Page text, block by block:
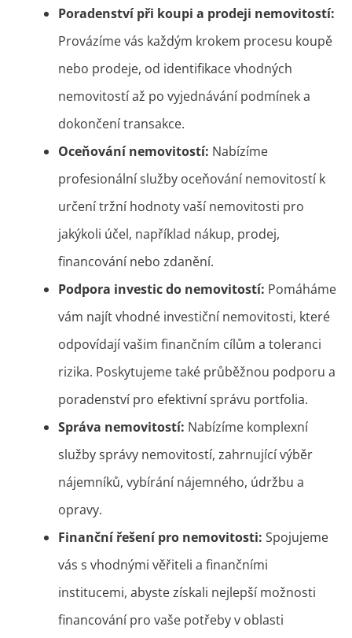
Poradenství při koupi a prodeji nemovitostí:
Provázíme vás každým krokem procesu koupě
nebo prodeje, od identifikace vhodných
nemovitostí až po vyjednávání podmínek a
dokončení transakce.
Oceňování nemovitostí: Nabízíme
profesionální služby oceňování nemovitostí k
určení tržní hodnoty vaší nemovitosti pro
jakýkoli účel, například nákup, prodej,
financování nebo zdanění.
Podpora investic do nemovitostí: Pomáháme
vám najít vhodné investiční nemovitosti, které
odpovídají vašim finančním cílům a toleranci
rizika. Poskytujeme také průběžnou podporu a
poradenství pro efektivní správu portfolia.
Správa nemovitostí: Nabízíme komplexní
služby správy nemovitostí, zahrnující výběr
nájemníků, vybírání nájemného, údržbu a
opravy.
Finanční řešení pro nemovitosti: Spojujeme
vás s vhodnými věřiteli a finančními
institucemi, abyste získali nejlepší možnosti
financování pro vaše potřeby v oblasti